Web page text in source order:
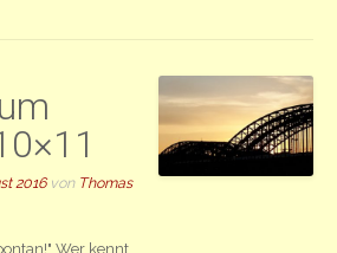
2016von Thomas
Wer kennt